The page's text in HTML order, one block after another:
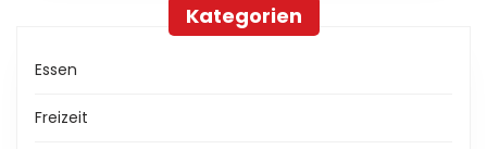
Kategorien
Essen
Freizeit